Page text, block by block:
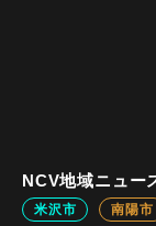
NCV地域ニュー
米沢市 南陽市